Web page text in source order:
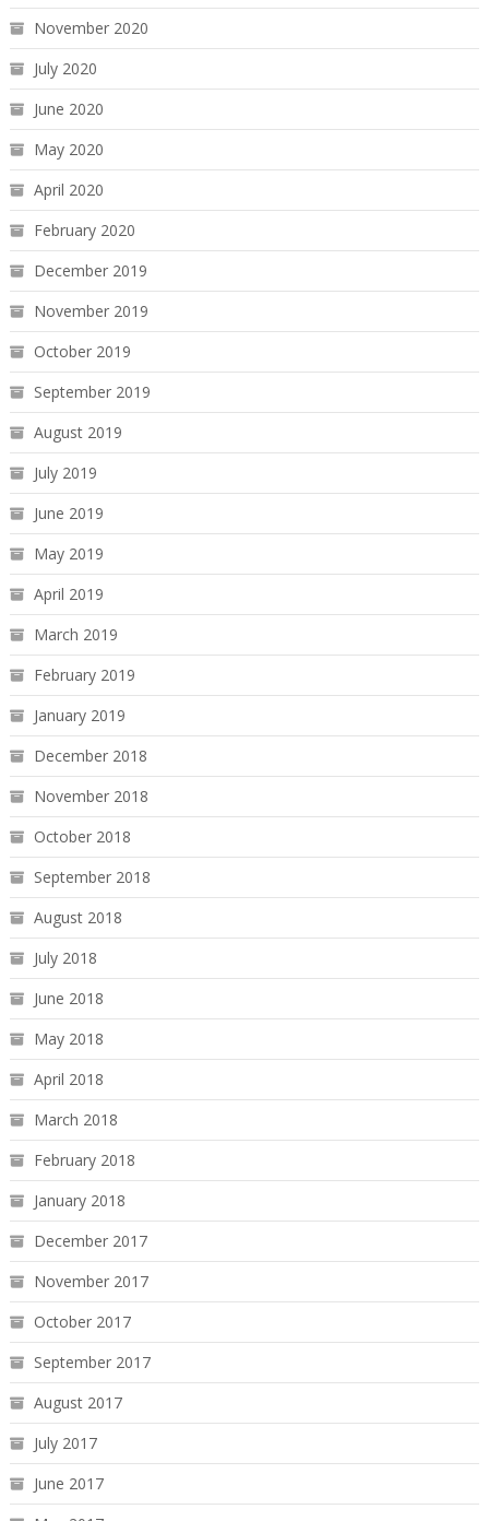
November 2020
July 2020
June 2020
May 2020
April 2020
February 2020
December 2019
November 2019
October 2019
September 2019
August 2019
July 2019
June 2019
May 2019
April 2019
March 2019
February 2019
January 2019
December 2018
November 2018
October 2018
September 2018
August 2018
July 2018
June 2018
May 2018
April 2018
March 2018
February 2018
January 2018
December 2017
November 2017
October 2017
September 2017
August 2017
July 2017
June 2017